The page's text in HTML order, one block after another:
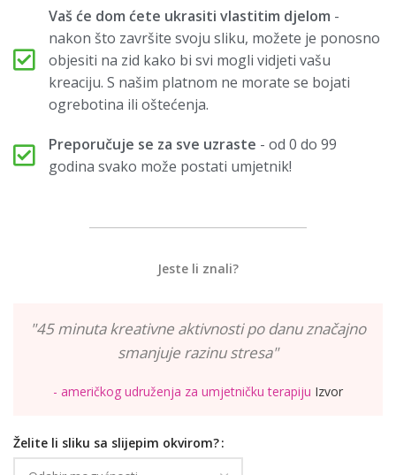
Vaš će dom ćete ukrasiti vlastitim djelom -
nakon što završite svoju sliku, možete je ponosno
objesiti na zid kako bi svi mogli vidjeti vašu
kreaciju. S našim platnom ne morate se bojati
ogrebotina ili oštećenja.
Preporučuje se za sve uzraste - od 0 do 99
godina svako može postati umjetnik!
Jeste li znali?
"45 minuta kreativne aktivnosti po danu značajno
smanjuje razinu stresa"
- američkog udruženja za umjetničku terapiju Izvor
Želite li sliku sa slijepim okvirom?